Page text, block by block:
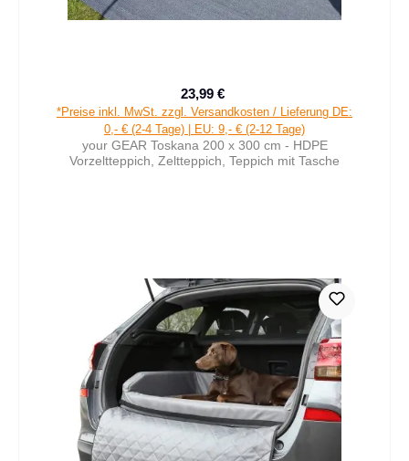
Verkaufspreis:
23,99 €
*Preise inkl. MwSt. zzgl. Versandkosten / Lieferung DE:
0,- € (2-4 Tage) | EU: 9,- € (2-12 Tage)
your GEAR Toskana 200 x 300 cm - HDPE
Vorzeltteppich, Zeltteppich, Teppich mit Tasche